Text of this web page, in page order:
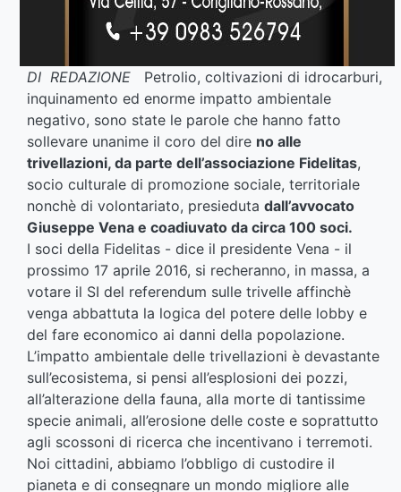
DI REDAZIONE Petrolio, coltivazioni di idrocarburi,
inquinamento ed enorme impatto ambientale
negativo, sono state le parole che hanno fatto
sollevare unanime il coro del dire no alle
trivellazioni, da parte dell’associazione Fidelitas,
socio culturale di promozione sociale, territoriale
nonchè di volontariato, presieduta dall’avvocato
Giuseppe Vena e coadiuvato da circa 100 soci.
I soci della Fidelitas - dice il presidente Vena - il
prossimo 17 aprile 2016, si recheranno, in massa, a
votare il SI del referendum sulle trivelle affinchè
venga abbattuta la logica del potere delle lobby e
del fare economico ai danni della popolazione.
L’impatto ambientale delle trivellazioni è devastante
sull’ecosistema, si pensi all’esplosioni dei pozzi,
all’alterazione della fauna, alla morte di tantissime
specie animali, all’erosione delle coste e soprattutto
agli scossoni di ricerca che incentivano i terremoti.
Noi cittadini, abbiamo l’obbligo di custodire il
pianeta e di consegnare un mondo migliore alle